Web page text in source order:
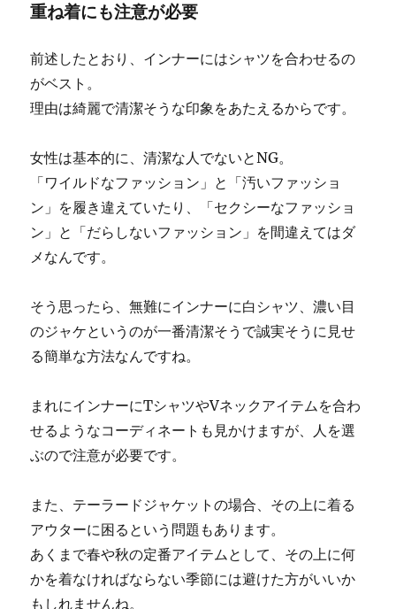
重ね着にも注意が必要
前述したとおり、インナーにはシャツを合わせるの
がベスト。
理由は綺麗で清潔そうな印象をあたえるからです。
女性は基本的に、清潔な人でないとNG。
「ワイルドなファッション」と「汚いファッショ
ン」を履き違えていたり、「セクシーなファッショ
ン」と「だらしないファッション」を間違えてはダ
メ なんです。
そう思ったら、無難にインナーに白シャツ、濃い目
のジャケというのが一番清潔そうで誠実そうに見せ
る簡単な方法なんですね。
まれにインナーにTシャツやVネックアイテムを合わ
せるようなコーディネートも見かけますが、人を選
ぶので注意が必要です。
また、テーラードジャケットの場合、その上に着る
アウターに困るという問題もあります。
あくまで春や秋の定番アイテムとして、その上に何
かを着なければならない季節には避けた方がいいか
もしれませんね。